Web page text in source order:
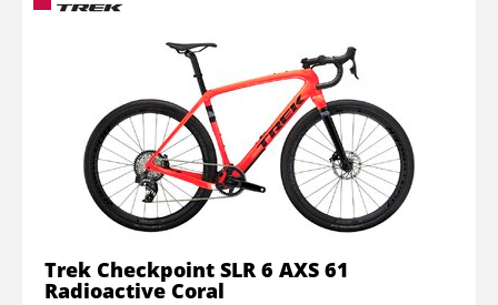
Trek Checkpoint SLR 6 AXS 61
Radioactive Coral